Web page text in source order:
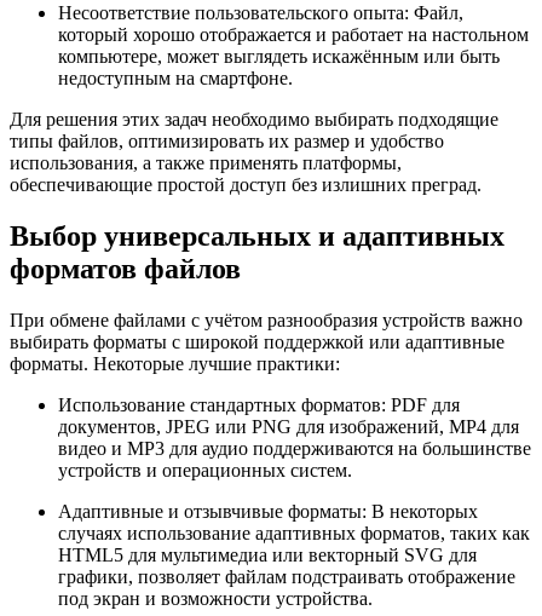
Несоответствие пользовательского опыта: Файл,
который хорошо отображается и работает на настольном
компьютере, может выглядеть искажённым или быть
недоступным на смартфоне.
Для решения этих задач необходимо выбирать подходящие
типы файлов, оптимизировать их размер и удобство
использования, а также применять платформы,
обеспечивающие простой доступ без излишних преград.
Выбор универсальных и адаптивных
форматов файлов
При обмене файлами с учётом разнообразия устройств важно
выбирать форматы с широкой поддержкой или адаптивные
форматы. Некоторые лучшие практики:
Использование стандартных форматов: PDF для
документов, JPEG или PNG для изображений, MP4 для
видео и MP3 для аудио поддерживаются на большинстве
устройств и операционных систем.
Адаптивные и отзывчивые форматы: В некоторых
случаях использование адаптивных форматов, таких как
HTML5 для мультимедиа или векторный SVG для
графики, позволяет файлам подстраивать отображение
под экран и возможности устройства.